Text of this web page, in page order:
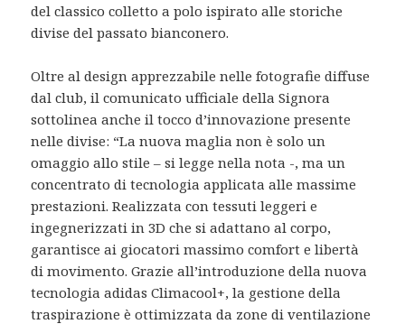
del classico colletto a polo ispirato alle storiche
divise del passato bianconero.
Oltre al design apprezzabile nelle fotografie diffuse
dal club, il comunicato ufficiale della Signora
sottolinea anche il tocco d’innovazione presente
nelle divise: “La nuova maglia non è solo un
omaggio allo stile – si legge nella nota -, ma un
concentrato di tecnologia applicata alle massime
prestazioni. Realizzata con tessuti leggeri e
ingegnerizzati in 3D che si adattano al corpo,
garantisce ai giocatori massimo comfort e libertà
di movimento. Grazie all’introduzione della nuova
tecnologia adidas Climacool+, la gestione della
traspirazione è ottimizzata da zone di ventilazione